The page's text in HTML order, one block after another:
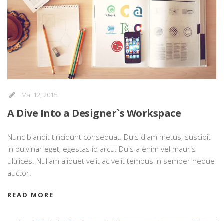
Mai 12, 2015
A Dive Into a Designer`s Workspace
Nunc blandit tincidunt consequat. Duis diam metus, suscipit
in pulvinar eget, egestas id arcu. Duis a enim vel mauris
ultrices. Nullam aliquet velit ac velit tempus in semper neque
auctor.
READ MORE